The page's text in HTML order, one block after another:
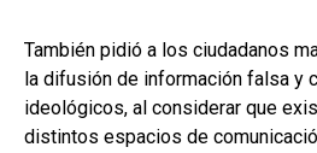
También pidió a los ciudadanos
la difusión de información falsa y
ideológicos, al considerar que
distintos espacios de